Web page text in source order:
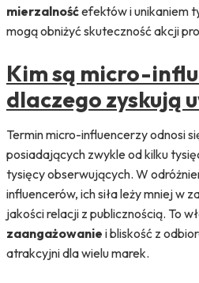
mierzalnośćefektów i unikaniem
mogą obniżyć skuteczność akcji
Kim są micro-
dlaczego zyskują
Termin micro-influencerzy odnosi
posiadających zwykle od kilku
tysięcy obserwujących. W
influencerów, ich siła leży mniej w
jakości relacji z publicznością. To
zaangażowanie i bliskość z
atrakcyjni dla wielu marek.